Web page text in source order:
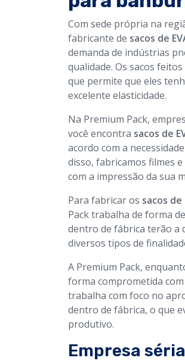
Com sede própria na
fabricante de sacos de
demanda de indústrias
qualidade. Os sacos
que permite que eles
excelente elasticidade.
Na Premium Pack,
você encontra sacos de
acordo com a
disso, fabricamos filmes
com a impressão da sua
Para fabricar os sacos
Pack trabalha de forma
dentro de fábrica terão a
diversos tipos de
A Premium Pack,
forma comprometida
trabalha com foco no
dentro de fábrica, o que
produtivo.
Empresa